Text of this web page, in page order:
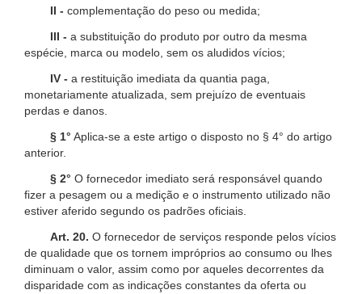
II - complementação do peso ou medida;
III - a substituição do produto por outro da mesma
espécie, marca ou modelo, sem os aludidos vícios;
IV - a restituição imediata da quantia paga,
monetariamente atualizada, sem prejuízo de eventuais
perdas e danos.
§ 1° Aplica-se a este artigo o disposto no § 4° do artigo
anterior.
§ 2° O fornecedor imediato será responsável quando
fizer a pesagem ou a medição e o instrumento utilizado não
estiver aferido segundo os padrões oficiais.
Art. 20. O fornecedor de serviços responde pelos vícios
de qualidade que os tornem impróprios ao consumo ou lhes
diminuam o valor, assim como por aqueles decorrentes da
disparidade com as indicações constantes da oferta ou